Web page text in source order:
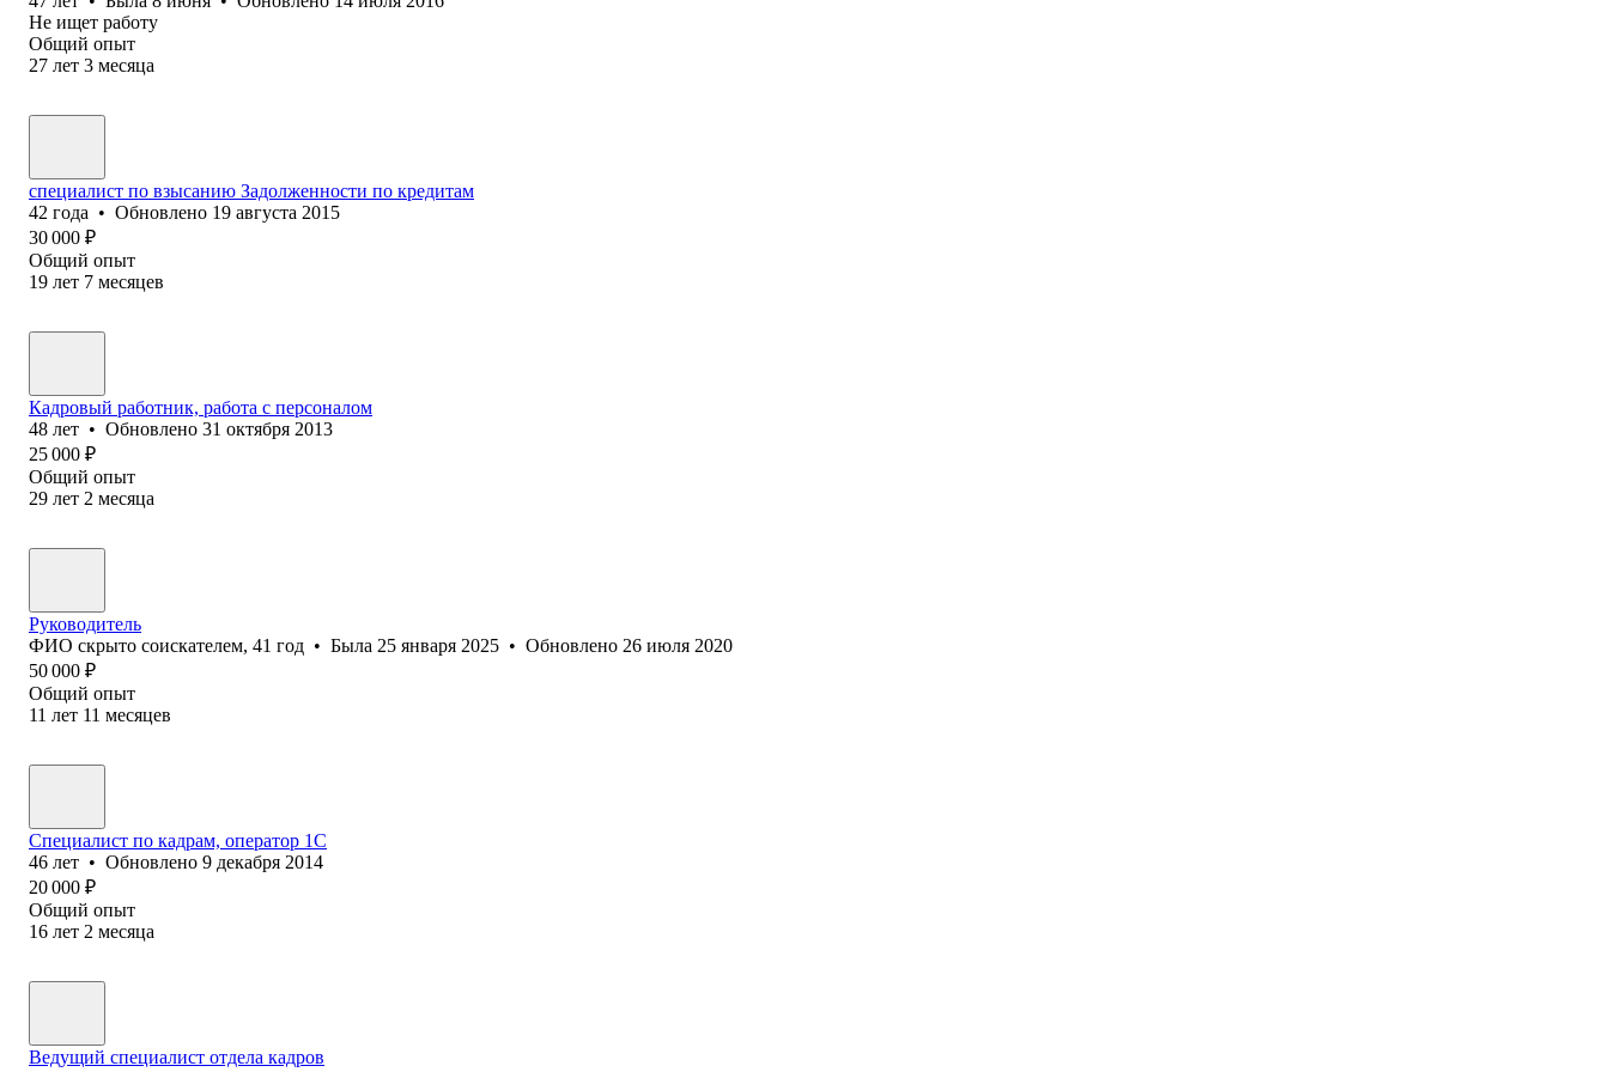
Не ищет работу
Общий опыт
27 лет 3 месяца
специалист по взысанию Задолженности по кредитам
42 года • Обновлено 19 августа 2015
30 000 ₽
Общий опыт
19 лет 7 месяцев
Кадровый работник, работа с персоналом
48 лет • Обновлено 31 октября 2013
25 000 ₽
Общий опыт
29 лет 2 месяца
Руководитель
ФИО скрыто соискателем, 41 год • Была 25 января 2025 • Обновлено 26 июля 2020
50 000 ₽
Общий опыт
11 лет 11 месяцев
Специалист по кадрам, оператор 1С
46 лет • Обновлено 9 декабря 2014
20 000 ₽
Общий опыт
16 лет 2 месяца
Ведущий специалист отдела кадров